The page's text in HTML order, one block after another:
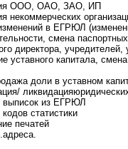
ООО, ОАО, ЗАО, ИП
некоммерческих
в ЕГРЮЛ
смена
директора, учредителей,
уставного капитала,
доли в уставном
выписок из ЕГРЮЛ
статистики
печатей